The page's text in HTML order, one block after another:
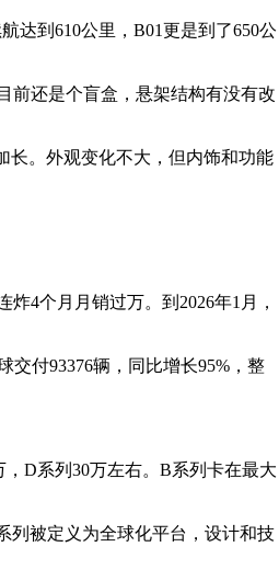
达到610公里，B01更是到了650公
前还是个盲盒，悬架结构有没有改
长。外观变化不大，但内饰和功能
4个月月销过万。到2026年1月，
付93376辆，同比增长95%，整
D系列30万左右。B系列卡在最大
列被定义为全球化平台，设计和技